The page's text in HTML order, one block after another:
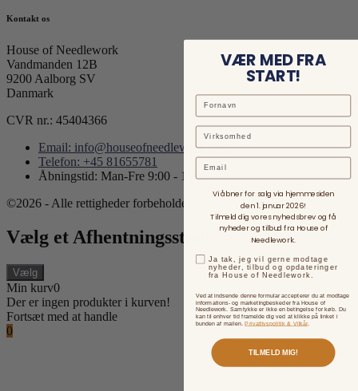
Kontakt os
House of Needlework
Vandmanden 12B
9200 Aalborg SV
Danmark
CVR nr.: 45404366
Email: info@houseofneedlework.com
Telefon: +45 81655781
Åbningstid: Man-Fre 9:00 - 15:00
©2026 - Alle rettigheder forbeholdes.
Vælg et Afhentningssted
Vælg
Min kurv0
Der er ingen produkter i kurven!
Fortsæt med at handle
0
VÆR MED FRA
START!
Email
Vi åbner for salg via hjemmesiden
den 1. januar 2026!
Tilmeld dig vores nyhedsbrev og få
nyheder og tilbud fra House of
Needlework.
Ja tak, jeg vil gerne modtage
nyheder, tilbud og opdateringer
fra House of Needlework.
Ved at indsende denne formular accepterer du at modtage
informations- og marketingbeskeder fra House of
Needlework. Samtykke er ikke en betingelse for køb. Du
kan til enhver tid framelde dig ved at klikke på linket i
bunden af mailen.Privatlivspolitik & Vilkår.
TILMELD MIG!